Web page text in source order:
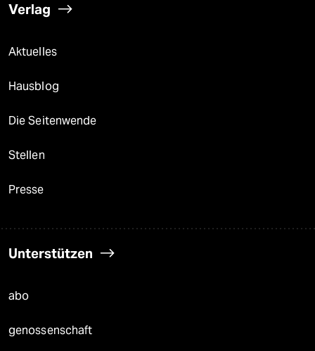
Verlag
Aktuelles
Hausblog
Die Seitenwende
Stellen
Presse
Unterstützen
abo
genossenschaft